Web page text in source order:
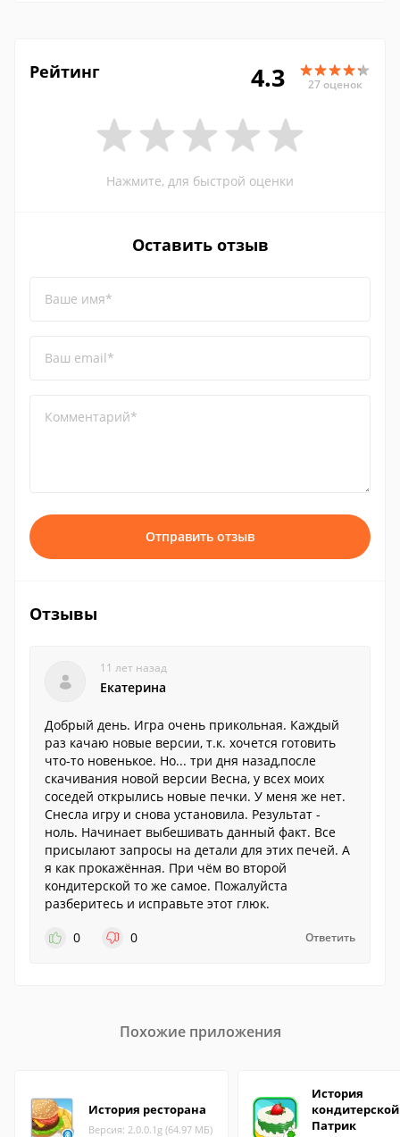
Рейтинг 4.3 27 оценок
Нажмите, для быстрой оценки
Оставить отзыв
Ваше имя*
Ваш email*
Комментарий*
Отправить отзыв
Отзывы
11 лет назад
Екатерина
Добрый день. Игра очень прикольная. Каждый
раз качаю новые версии, т.к. хочется готовить
что-то новенькое. Но... три дня назад,после
скачивания новой версии Весна, у всех моих
соседей открылись новые печки. У меня же нет.
Снесла игру и снова установила. Результат -
ноль. Начинает выбешивать данный факт. Все
присылают запросы на детали для этих печей. А
я как прокажённая. При чём во второй
кондитерской то же самое. Пожалуйста
разберитесь и исправьте этот глюк.
0
0 Ответить
Похожие приложения
История ресторана
Версия: 2.0.0.1g (64.97 МБ)
История
Патрик